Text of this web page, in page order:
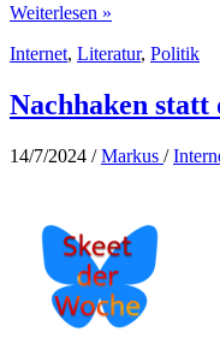
Extremistische
Weiterlesen »
Internet, Literatur, Politik
Nachhaken statt
14/7/2024 /Markus /